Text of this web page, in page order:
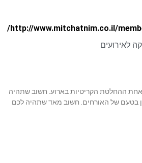
http://www.mitchatnim.co.il/
לאירועים
ההחלטת הקריטיות בארוע. חשוב שתהיה
בטעם של האורחים. חשוב מאד שתהיה לכם